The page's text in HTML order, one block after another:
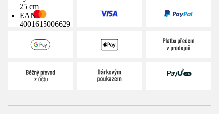
25 cm
EAN
4001615006629